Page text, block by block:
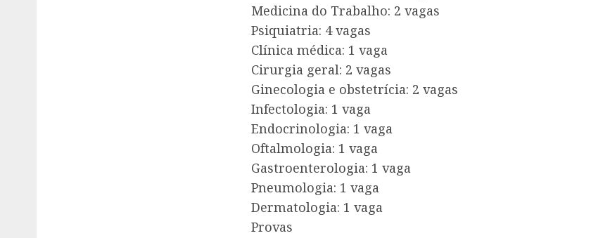
Medicina do Trabalho: 2 vagas
Psiquiatria: 4 vagas
Clínica médica: 1 vaga
Cirurgia geral: 2 vagas
Ginecologia e obstetrícia: 2 vagas
Infectologia: 1 vaga
Endocrinologia: 1 vaga
Oftalmologia: 1 vaga
Gastroenterologia: 1 vaga
Pneumologia: 1 vaga
Dermatologia: 1 vaga
Provas